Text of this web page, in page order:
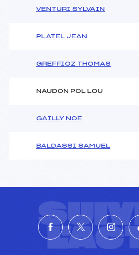
VENTURI SYLVAIN
PLATEL JEAN
GREFFIOZ THOMAS
NAUDON POL LOU
GAILLY NOE
BALDASSI SAMUEL